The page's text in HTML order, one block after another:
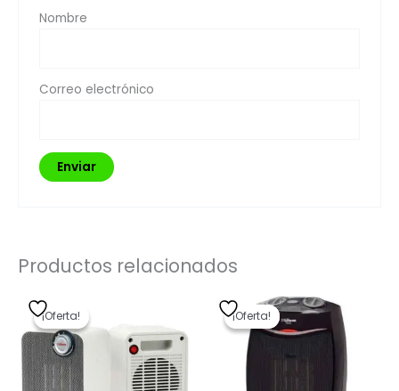
Nombre
Correo electrónico
Productos relacionados
¡Oferta!
¡Oferta!precio
original
era:
$ 3.330,00.
es:
$ 2.664,00.
¡Oferta!
¡Oferta!
El
precio
original
era:
$ 3.779,00.
precio
actual
es:
$ 3.023,20.